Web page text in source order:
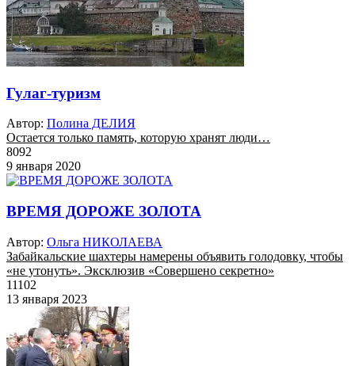
Гулаг-туризм
Автор: Полина ДЕЛИЯ
Остается только память, которую хранят люди…
8092
9 января 2020
ВРЕМЯ ДОРОЖЕ ЗОЛОТА
Автор: Ольга НИКОЛАЕВА
Забайкальские шахтеры намерены объявить голодовку, чтобы
«не утонуть». Эксклюзив «Совершено секретно»
11102
13 января 2023